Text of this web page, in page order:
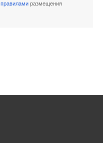
правилами размещения